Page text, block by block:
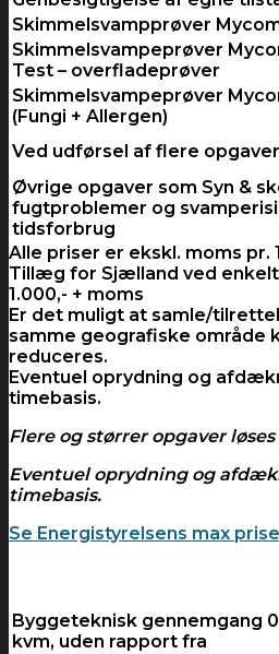
Skimmelsvampprøver
Skimmelsvampeprøver
Test – overfladeprøver
Skimmelsvampeprøver
(Fungi + Allergen)
Ved udførsel af flere
Øvrige opgaver som Syn &
fugtproblemer og
tidsforbrug
Alle priser er ekskl. moms pr.
Tillæg for Sjælland ved
1.000,- + moms
Er det muligt at samle/
samme geografiske område
reduceres.
Eventuel oprydning og
timebasis.
Flere og størrer opgaver
Eventuel oprydning og
timebasis.
Se Energistyrelsens max
Byggeteknisk gennemgang
kvm, uden rapport fra